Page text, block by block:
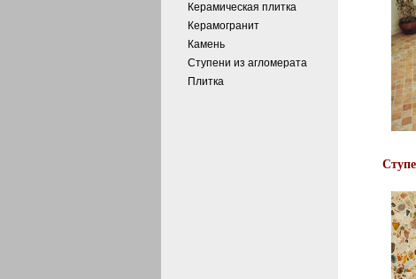
Керамическая плитка
Керамогранит
Камень
Ступени из агломерата
Плитка